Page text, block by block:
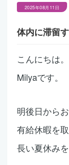
2025年08月11日
体内に滞留
こんにちは。
Milyaです。
明後日から
有給休暇を
長い夏休み